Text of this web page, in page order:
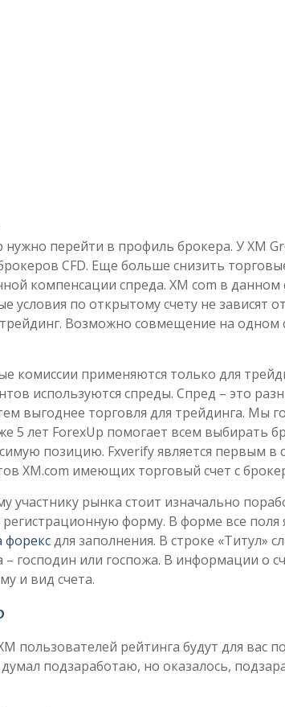
перейти в профиль брокера. У XM
CFD. Еще больше снизить
компенсации спреда. XM com в данном
по открытому счету не зависят
Возможно совмещение на одном
комиссии применяются только для
используются спреды. Спред – это
выгоднее торговля для трейдинга. Мы
лет ForexUp помогает всем выбирать
позицию. Fxverify является первым в
XM.com имеющих торговый счет с
рынка стоит изначально
форму. В форме все поля
форексдля заполнения. В строке «Титул»
господин или госпожа. В информации о
и вид счета.
пользователей рейтинга будут для вас
подзаработаю, но оказалось,